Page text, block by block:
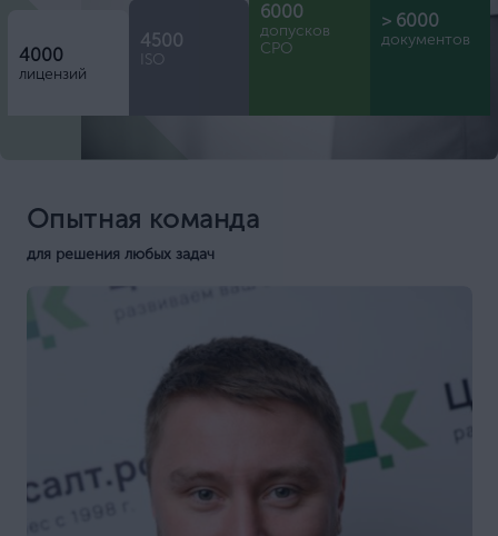
4000
лицензий
4500
ISO
6000
допусков
СРО
> 6000
документов
Опытная команда
для решения любых задач